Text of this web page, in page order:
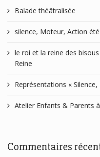
Balade théâtralisée
silence, Moteur, Action été
le roi et la reine des
Reine
Représentations «
Atelier Enfants & Parents
Commentaires